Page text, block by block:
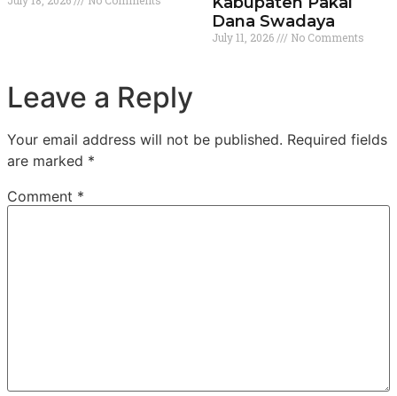
Dana Swadaya
July 11, 2026 No Comments
Leave a Reply
Your email address will not be published. Required fields
are marked *
Comment *